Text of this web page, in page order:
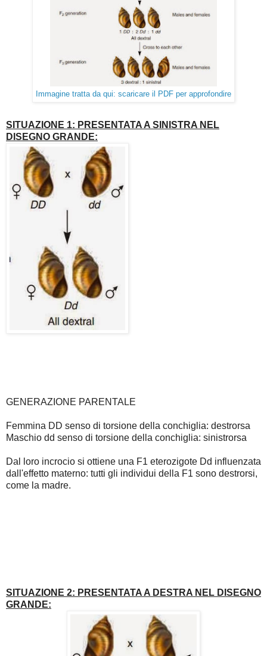
Immagine tratta da qui: scaricare il PDF per approfondire
SITUAZIONE 1: PRESENTATA A SINISTRA NEL
DISEGNO GRANDE:
GENERAZIONE PARENTALE
Femmina DD senso di torsione della conchiglia: destrorsa
Maschio dd senso di torsione della conchiglia: sinistrorsa
Dal loro incrocio si ottiene una F1 eterozigote Dd influenzata
dall'effetto materno: tutti gli individui della F1 sono destrorsi,
come la madre.
SITUAZIONE 2: PRESENTATA A DESTRA NEL DISEGNO
GRANDE: